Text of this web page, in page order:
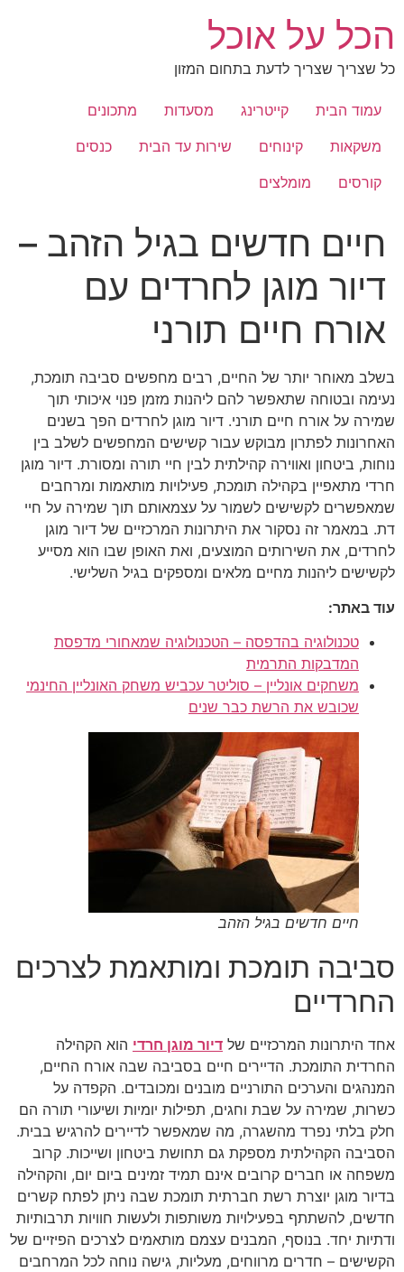
לתוכן
הכל על אוכל
כל שצריך שצריך לדעת בתחום המזון
עמוד הבית קייטרינג מסעדות
מתכונים
משקאות
קינוחים שירות עד הבית
כנסים
קורסים
מומלצים
חיים חדשים בגיל הזהב –
דיור מוגן לחרדים עם
אורח חיים תורני
בשלב מאוחר יותר של החיים, רבים מחפשים סביבה תומכת,
נעימה ובטוחה שתאפשר להם ליהנות מזמן פנוי איכותי תוך
שמירה על אורח חיים תורני. דיור מוגן לחרדים הפך בשנים
האחרונות לפתרון מבוקש עבור קשישים המחפשים לשלב בין
נוחות, ביטחון ואווירה קהילתית לבין חיי תורה ומסורת. דיור מוגן
חרדי מתאפיין בקהילה תומכת, פעילויות מותאמות ומרחבים
שמאפשרים לקשישים לשמור על עצמאותם תוך שמירה על חיי
דת. במאמר זה נסקור את היתרונות המרכזיים של דיור מוגן
לחרדים, את השירותים המוצעים, ואת האופן שבו הוא מסייע
לקשישים ליהנות מחיים מלאים ומספקים בגיל השלישי.
עוד באתר:
טכנולוגיה בהדפסה – הטכנולוגיה שמאחורי מדפסת
המדבקות התרמית
משחקים אונליין – סוליטר עכביש משחק האונליין החינמי
שכובש את הרשת כבר שנים
חיים חדשים בגיל הזהב
סביבה תומכת ומותאמת לצרכים
החרדיים
אחד היתרונות המרכזיים של דיור מוגן חרדי הוא הקהילה
החרדית התומכת. הדיירים חיים בסביבה שבה אורח החיים,
המנהגים והערכים התורניים מובנים ומכובדים. הקפדה על
כשרות, שמירה על שבת וחגים, תפילות יומיות ושיעורי תורה הם
חלק בלתי נפרד מהשגרה, מה שמאפשר לדיירים להרגיש בבית.
הסביבה הקהילתית מספקת גם תחושת ביטחון ושייכות. קרוב
משפחה או חברים קרובים אינם תמיד זמינים ביום יום, והקהילה
בדיור מוגן יוצרת רשת חברתית תומכת שבה ניתן לפתח קשרים
חדשים, להשתתף בפעילויות משותפות ולעשות חוויות תרבותיות
ודתיות יחד. בנוסף, המבנים עצמם מותאמים לצרכים הפיזיים של
הקשישים – חדרים מרווחים, מעליות, גישה נוחה לכל המרחבים